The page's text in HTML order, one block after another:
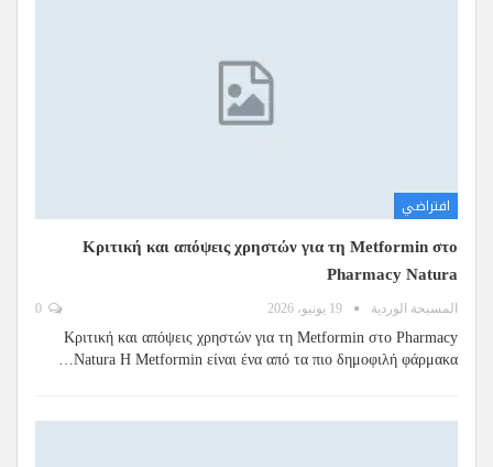
افتراضي
Κριτική και απόψεις χρηστών για τη Metformin στο
Pharmacy Natura
المسبحة الوردية 19 يونيو، 2026
Κριτική και απόψεις χρηστών για τη Metformin στο Pharmacy
Natura Η Metformin είναι ένα από τα πιο δημοφιλή φάρμακα…